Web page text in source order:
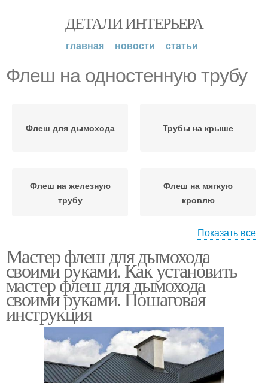
ДЕТАЛИ ИНТЕРЬЕРА
главная новости статьи
Флеш на одностенную трубу
Флеш для дымохода Трубы на крыше
Флеш на железную
трубу
Флеш на мягкую
кровлю
Флеш на профнастил Флеш на шифер
Показать все
Мастер флеш для дымохода
своими руками. Как установить
мастер флеш для дымохода
своими руками. Пошаговая
инструкция